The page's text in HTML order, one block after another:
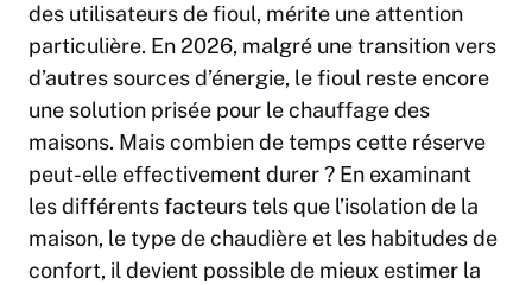
des utilisateurs de fioul, mérite une attention
particulière. En 2026, malgré une transition vers
d’autres sources d’énergie, le fioul reste encore
une solution prisée pour le chauffage des
maisons. Mais combien de temps cette réserve
peut-elle effectivement durer ? En examinant
les différents facteurs tels que l’isolation de la
maison, le type de chaudière et les habitudes de
confort, il devient possible de mieux estimer la